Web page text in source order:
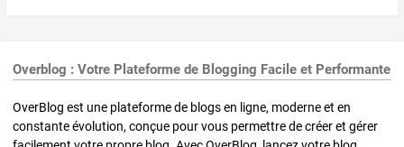
Overblog : Votre Plateforme de Blogging Facile et Performante
OverBlog est une plateforme de blogs en ligne, moderne et en
constante évolution, conçue pour vous permettre de créer et gérer